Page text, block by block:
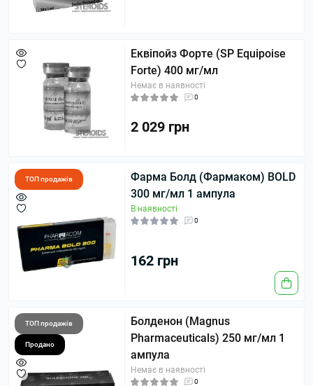
Еквіпойз Форте (SP Equipoise
Forte) 400 мг/мл
Немає в наявності
0
2 029 грн
ТОП продажів
Фарма Болд (Фармаком) BOLD
300 мг/мл 1 ампула
В наявності
0
162 грн
ТОП продажів
Продано
Болденон (Magnus
Pharmaceuticals) 250 мг/мл 1
ампула
Немає в наявності
0